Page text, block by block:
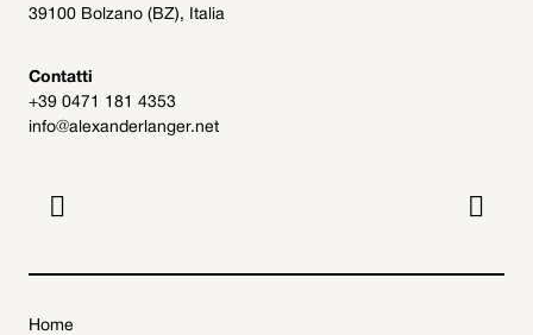
39100 Bolzano (BZ), Italia
Contatti
+39 0471 181 4353
info@alexanderlanger.net
 
Home